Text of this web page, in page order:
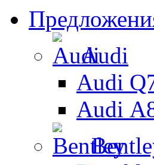
Audi
Audi
Audi